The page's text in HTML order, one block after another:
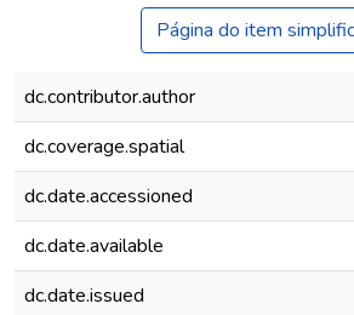
Página do item
dc.contributor.author
dc.coverage.spatial
dc.date.accessioned
dc.date.available
dc.date.issued